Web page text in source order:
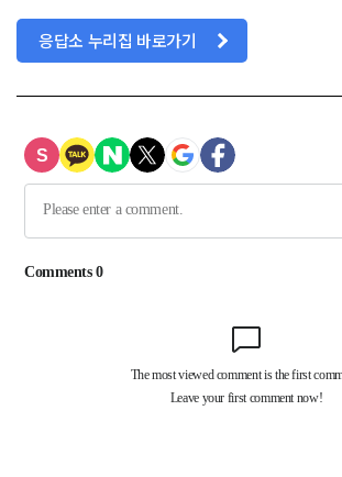
응답소 누리집 바로가기